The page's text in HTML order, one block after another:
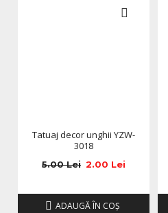
Tatuaj decor unghii YZW-
3018
2.00 Lei
5.00 Lei
ADAUGĂ ÎN COŞ